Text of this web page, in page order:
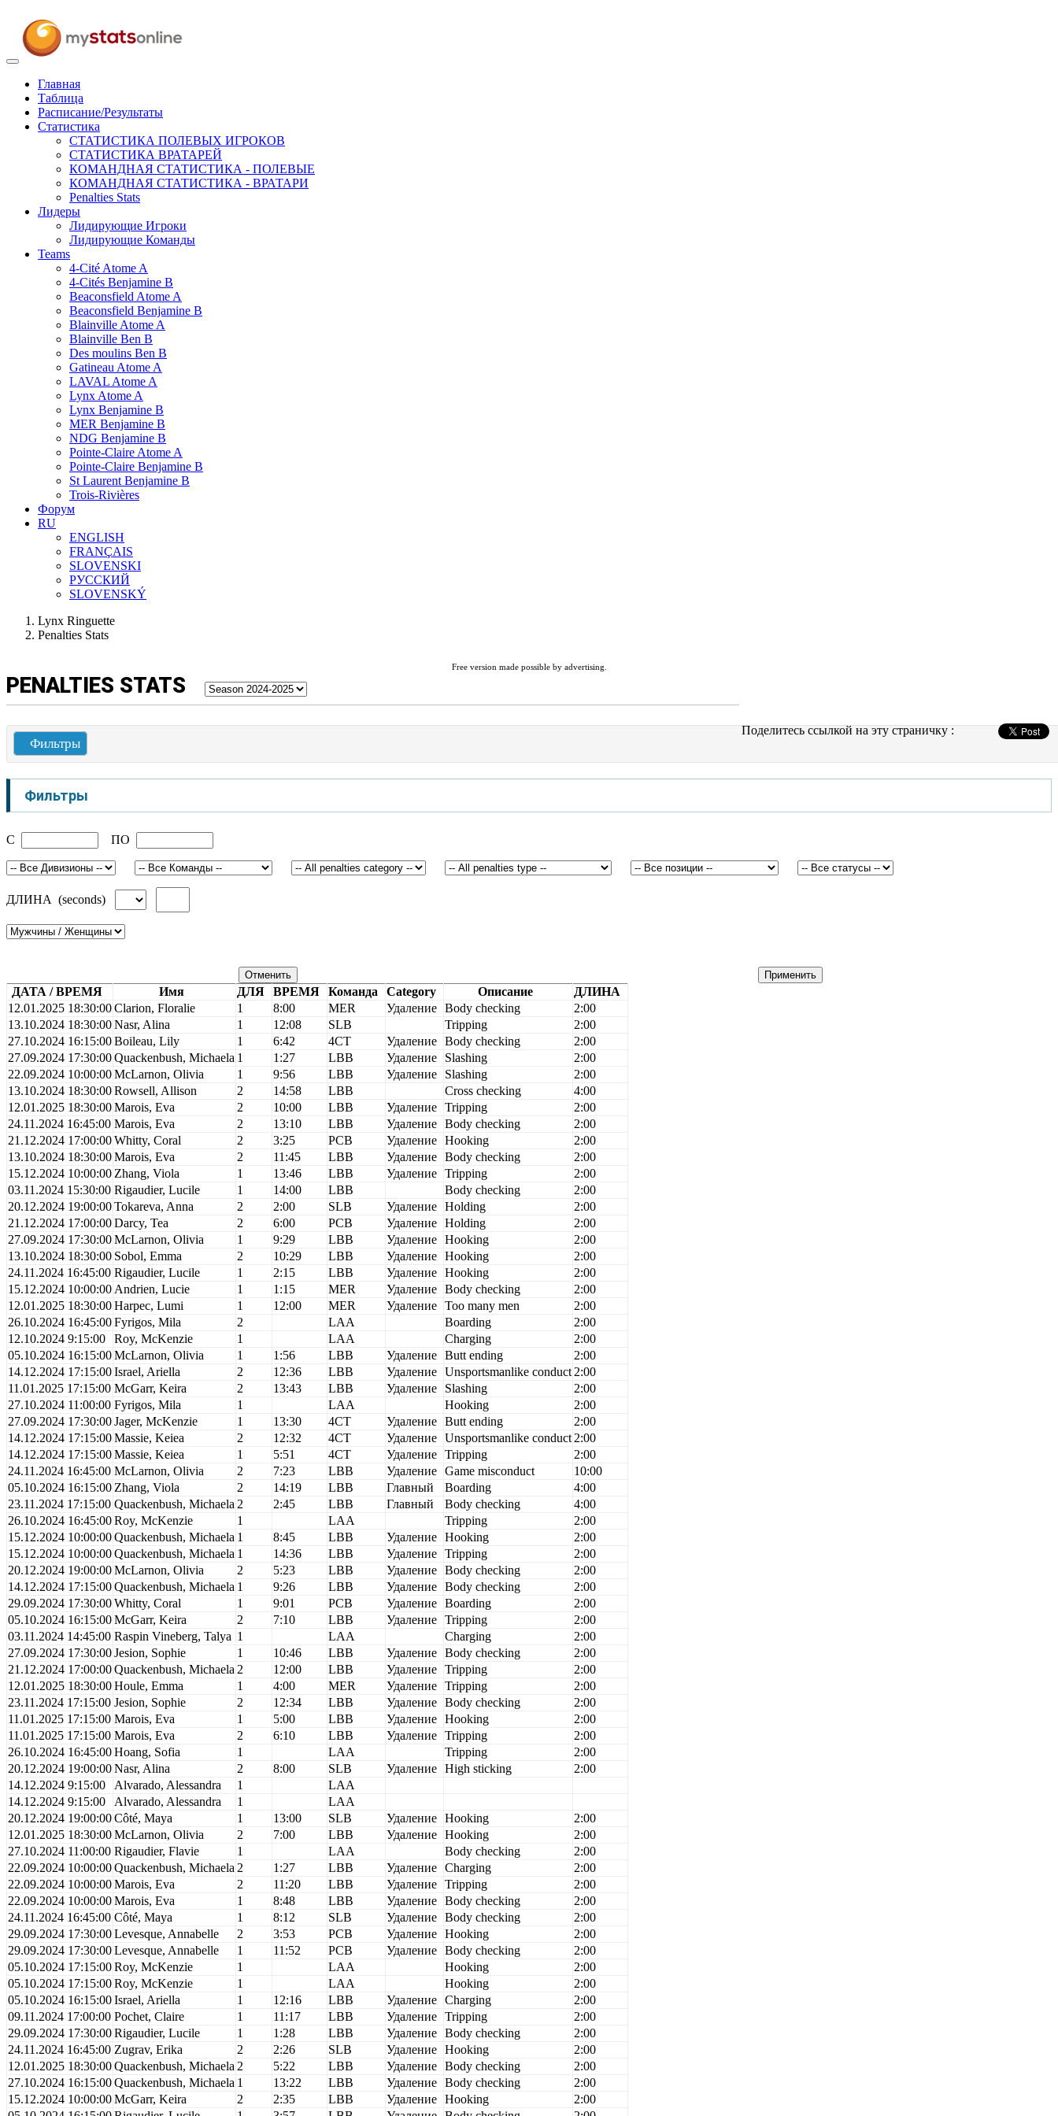
Toggle
navigationГлавная
Таблица
Расписание/Результаты
Статистика
СТАТИСТИКА ПОЛЕВЫХ ИГРОКОВ
СТАТИСТИКА ВРАТАРЕЙ
КОМАНДНАЯ СТАТИСТИКА - ПОЛЕВЫЕ
КОМАНДНАЯ СТАТИСТИКА - ВРАТАРИ
Penalties Stats
Лидеры
Лидирующие Игроки
Лидирующие Команды
Teams
4-Cité Atome A
4-Cités Benjamine B
Beaconsfield Atome A
Beaconsfield Benjamine B
Blainville Atome A
Blainville Ben B
Des moulins Ben B
Gatineau Atome A
LAVAL Atome A
Lynx Atome A
Lynx Benjamine B
MER Benjamine B
NDG Benjamine B
Pointe-Claire Atome A
Pointe-Claire Benjamine B
St Laurent Benjamine B
Trois-Rivières
Форум
RU
ENGLISH
FRANÇAIS
SLOVENSKI
РУССКИЙ
SLOVENSKÝ
Lynx Ringuette
Penalties Stats
Free version made possible by advertising.
PENALTIES STATS
Поделитесь ссылкой на эту страничку :
Фильтры
Фильтры
C ПО
ДЛИНА (seconds)
Отменить Применить
ДАТА / ВРЕМЯ Имя ДЛЯ ВРЕМЯ Команда Category Описание
ДЛИНА
12.01.2025 18:30:00Clarion, Floralie 1 8:00 MER Удаление Body checking
2:00
13.10.2024 18:30:00Nasr, Alina 1 12:08 SLB Tripping
2:00
27.10.2024 16:15:00Boileau, Lily 1 6:42 4CT Удаление Body checking
2:00
27.09.2024 17:30:00Quackenbush, Michaela 1 1:27 LBB Удаление Slashing
2:00
22.09.2024 10:00:00McLarnon, Olivia 1 9:56 LBB Удаление Slashing
2:00
13.10.2024 18:30:00Rowsell, Allison 2 14:58 LBB Cross checking
4:00
12.01.2025 18:30:00Marois, Eva 2 10:00 LBB Удаление Tripping
2:00
24.11.2024 16:45:00 Marois, Eva 2 13:10 LBB Удаление Body checking
2:00
21.12.2024 17:00:00Whitty, Coral 2 3:25 PCB Удаление Hooking
2:00
13.10.2024 18:30:00Marois, Eva 2 11:45 LBB Удаление Body checking
2:00
15.12.2024 10:00:00 Zhang, Viola 1 13:46 LBB Удаление Tripping
2:00
03.11.2024 15:30:00 Rigaudier, Lucile 1 14:00 LBB Body checking
2:00
20.12.2024 19:00:00Tokareva, Anna 2 2:00 SLB Удаление Holding
2:00
21.12.2024 17:00:00Darcy, Tea 2 6:00 PCB Удаление Holding
2:00
27.09.2024 17:30:00McLarnon, Olivia 1 9:29 LBB Удаление Hooking
2:00
13.10.2024 18:30:00 Sobol, Emma 2 10:29 LBB Удаление Hooking
2:00
24.11.2024 16:45:00 Rigaudier, Lucile 1 2:15 LBB Удаление Hooking
2:00
15.12.2024 10:00:00 Andrien, Lucie 1 1:15 MER Удаление Body checking
2:00
12.01.2025 18:30:00Harpec, Lumi 1 12:00 MER Удаление Too many men
2:00
26.10.2024 16:45:00Fyrigos, Mila 2 LAA Boarding
2:00
12.10.2024 9:15:00
Roy, McKenzie 1 LAA Charging
2:00
05.10.2024 16:15:00McLarnon, Olivia 1 1:56 LBB Удаление Butt ending
2:00
14.12.2024 17:15:00Israel, Ariella 2 12:36 LBB Удаление Unsportsmanlike conduct 2:00
11.01.2025 17:15:00 McGarr, Keira 2 13:43 LBB Удаление Slashing
2:00
27.10.2024 11:00:00 Fyrigos, Mila 1 LAA Hooking
2:00
27.09.2024 17:30:00Jager, McKenzie 1 13:30 4CT Удаление Butt ending
2:00
14.12.2024 17:15:00Massie, Keiea 2 12:32 4CT Удаление Unsportsmanlike conduct 2:00
14.12.2024 17:15:00Massie, Keiea 1 5:51 4CT Удаление Tripping
2:00
24.11.2024 16:45:00 McLarnon, Olivia 2 7:23 LBB Удаление Game misconduct
10:00
05.10.2024 16:15:00 Zhang, Viola 2 14:19 LBB Главный Boarding
4:00
23.11.2024 17:15:00 Quackenbush, Michaela 2 2:45 LBB Главный Body checking
4:00
26.10.2024 16:45:00Roy, McKenzie 1 LAA Tripping
2:00
15.12.2024 10:00:00Quackenbush, Michaela 1 8:45 LBB Удаление Hooking
2:00
15.12.2024 10:00:00Quackenbush, Michaela 1 14:36 LBB Удаление Tripping
2:00
20.12.2024 19:00:00McLarnon, Olivia 2 5:23 LBB Удаление Body checking
2:00
14.12.2024 17:15:00Quackenbush, Michaela 1 9:26 LBB Удаление Body checking
2:00
29.09.2024 17:30:00Whitty, Coral 1 9:01 PCB Удаление Boarding
2:00
05.10.2024 16:15:00McGarr, Keira 2 7:10 LBB Удаление Tripping
2:00
03.11.2024 14:45:00 Raspin Vineberg, Talya 1 LAA Charging
2:00
27.09.2024 17:30:00Jesion, Sophie 1 10:46 LBB Удаление Body checking
2:00
21.12.2024 17:00:00Quackenbush, Michaela 2 12:00 LBB Удаление Tripping
2:00
12.01.2025 18:30:00Houle, Emma 1 4:00 MER Удаление Tripping
2:00
23.11.2024 17:15:00 Jesion, Sophie 2 12:34 LBB Удаление Body checking
2:00
11.01.2025 17:15:00 Marois, Eva 1 5:00 LBB Удаление Hooking
2:00
11.01.2025 17:15:00 Marois, Eva 2 6:10 LBB Удаление Tripping
2:00
26.10.2024 16:45:00Hoang, Sofia 1 LAA Tripping
2:00
20.12.2024 19:00:00Nasr, Alina 2 8:00 SLB Удаление High sticking
2:00
14.12.2024 9:15:00
Alvarado, Alessandra 1
LAA
14.12.2024 9:15:00
Alvarado, Alessandra 1
LAA
20.12.2024 19:00:00Côté, Maya 1 13:00 SLB Удаление Hooking
2:00
12.01.2025 18:30:00McLarnon, Olivia 2 7:00 LBB Удаление Hooking
2:00
27.10.2024 11:00:00 Rigaudier, Flavie 1 LAA Body checking
2:00
22.09.2024 10:00:00Quackenbush, Michaela 2 1:27 LBB Удаление Charging
2:00
22.09.2024 10:00:00Marois, Eva 2 11:20 LBB Удаление Tripping
2:00
22.09.2024 10:00:00Marois, Eva 1 8:48 LBB Удаление Body checking
2:00
24.11.2024 16:45:00 Côté, Maya 1 8:12 SLB Удаление Body checking
2:00
29.09.2024 17:30:00Levesque, Annabelle 2 3:53 PCB Удаление Hooking
2:00
29.09.2024 17:30:00Levesque, Annabelle 1 11:52 PCB Удаление Body checking
2:00
05.10.2024 17:15:00Roy, McKenzie 1 LAA Hooking
2:00
05.10.2024 17:15:00Roy, McKenzie 1 LAA Hooking
2:00
05.10.2024 16:15:00Israel, Ariella 1 12:16 LBB Удаление Charging
2:00
09.11.2024 17:00:00 Pochet, Claire 1 11:17 LBB Удаление Tripping
2:00
29.09.2024 17:30:00Rigaudier, Lucile 1 1:28 LBB Удаление Body checking
2:00
24.11.2024 16:45:00 Zugrav, Erika 2 2:26 SLB Удаление Hooking
2:00
12.01.2025 18:30:00Quackenbush, Michaela 2 5:22 LBB Удаление Body checking
2:00
27.10.2024 16:15:00Quackenbush, Michaela 1 13:22 LBB Удаление Body checking
2:00
15.12.2024 10:00:00McGarr, Keira 2 2:35 LBB Удаление Hooking
2:00